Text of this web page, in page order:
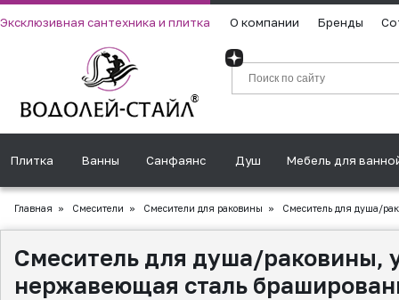
Эксклюзивная сантехника и плитка О компании Бренды
Плитка Ванны Санфаянс Душ Мебель для
Главная » Смесители » Смесители для раковины » Смеситель для душа/
Смеситель для душа/раковины,
нержавеющая сталь